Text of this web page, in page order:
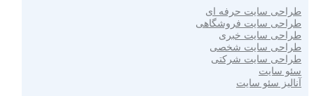
طراحی سایت حرفه ای
طراحی سایت فروشگاهی
طراحی سایت خبری
طراحی سایت شخصی
طراحی سایت شرکتی
سئو سایت
آنالیز سئو سایت